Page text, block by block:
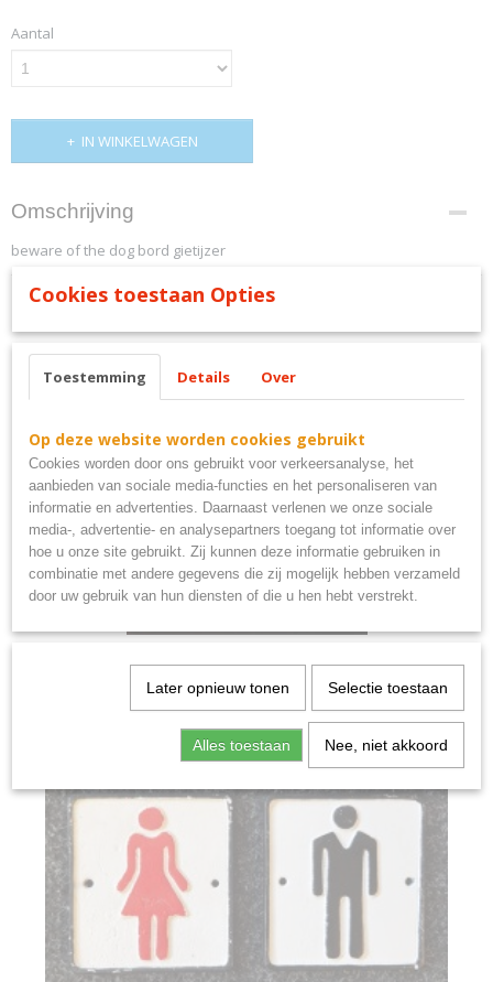
Aantal
IN WINKELWAGEN
Omschrijving
beware of the dog bord gietijzer
Ook interessant
douwe egberts lijst hout en glas
Cookies toestaan Opties
Toestemming Details Over
Op deze website worden cookies gebruikt
Cookies worden door ons gebruikt voor verkeersanalyse, het
aanbieden van sociale media-functies en het personaliseren van
informatie en advertenties. Daarnaast verlenen we onze sociale
media-, advertentie- en analysepartners toegang tot informatie over
hoe u onze site gebruikt. Zij kunnen deze informatie gebruiken in
combinatie met andere gegevens die zij mogelijk hebben verzameld
door uw gebruik van hun diensten of die u hen hebt verstrekt.
Later opnieuw tonen Selectie toestaan
Alles toestaan Nee, niet akkoord